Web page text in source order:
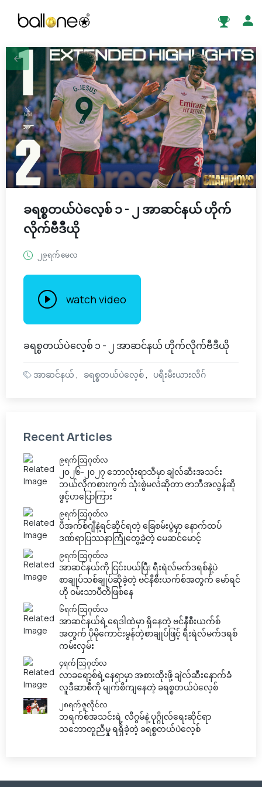
ခရစ္စတယ်ပဲလေ့စ် ၁ - ၂ အာဆင်နယ် ဟိုက်
လိုက်ဗီဒီယို
၂၉ရက် မေလ
watch video
ခရစ္စတယ်ပဲလေ့စ် ၁ - ၂ အာဆင်နယ် ဟိုက်လိုက်ဗီဒီယို
အာဆင်နယ် ခရစ္စတယ်ပဲလေ့စ် ပရီးမီးယားလိဂ်
Recent Articles
၉ရက် သြဂုတ်လ
၂၀၂၆-၂၀၂၇ ဘောလုံးရာသီမှာ ချဲလ်ဆီးအသင်း
ဘယ်လိုကစားကွက် သုံးစွဲမလဲဆိုတာ ဇာဘီအလွန်ဆို
ဖွင့်ဟပြောကြား
၉ရက် သြဂုတ်လ
ပီအက်စ်ဂျီနဲ့ရင်ဆိုင်ရတဲ့ ခြေစမ်းပွဲမှာ နောက်ထပ်
ဒဏ်ရာပြဿနာကြုံတွေ့ခဲ့တဲ့ မေဆင်မောင့်
၉ရက် သြဂုတ်လ
အာဆင်နယ်ကို ငြင်းပယ်ပြီး ရီးရဲလ်မက်ဒရစ်နဲ့ပဲ
စာချုပ်သစ်ချုပ်ဆိုခဲ့တဲ့ ဗင်နီစီးယက်စ်အတွက် မော်ရင်
ဟို ဝမ်းသာပီတိဖြစ်နေ
၆ရက် သြဂုတ်လ
အာဆင်နယ်ရဲ့ရေဒါထဲမှာ ရှိနေတဲ့ ဗင်နီစီးယက်စ်
အတွက် ပိုမိုကောင်းမွန်တဲ့စာချုပ်ဖြင့် ရီးရဲလ်မက်ဒရစ်
ကမ်းလှမ်း
၄ရက် သြဂုတ်လ
လာခရော့စ်ရဲ့နေရာမှာ အစားထိုးဖို့ ချဲလ်ဆီးနောက်ခံ
လူဒီဆာစီကို မျက်စိကျနေတဲ့ ခရစ္စတယ်ပဲလေ့စ်
၂၈ရက် ဇူလိုင်လ
ဘရက်စ်အသင်းရဲ့ လီဂွမ်နဲ့ ပုဂ္ဂိုလ်ရေးဆိုင်ရာ
သဘောတူညီမှု ရရှိခဲ့တဲ့ ခရစ္စတယ်ပဲလေ့စ်